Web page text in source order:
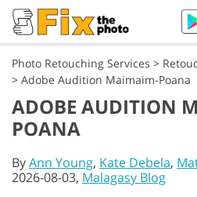
Photo Retouching Services >
> Adobe Audition Maimaim-Poana
ADOBE AUDITION
POANA
ByAnn Young, Kate Debela,
2026-08-03, Malagasy Blog